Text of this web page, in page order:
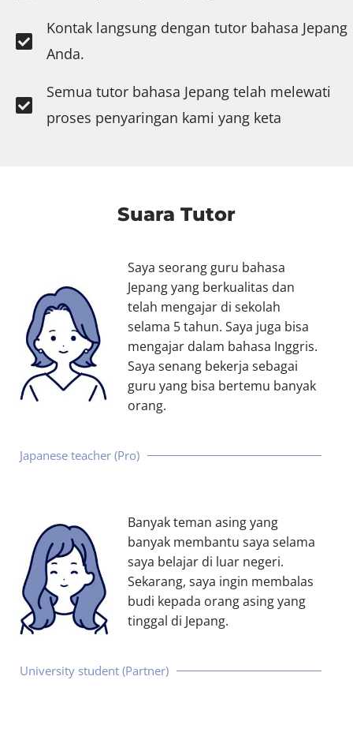
Kontak langsung dengan tutor bahasa Jepang
Anda.
Semua tutor bahasa Jepang telah melewati
proses penyaringan kami yang keta
Suara Tutor
Saya seorang guru bahasa
Jepang yang berkualitas dan
telah mengajar di sekolah
selama 5 tahun. Saya juga bisa
mengajar dalam bahasa Inggris.
Saya senang bekerja sebagai
guru yang bisa bertemu banyak
orang.
Japanese teacher (Pro)
Banyak teman asing yang
banyak membantu saya selama
saya belajar di luar negeri.
Sekarang, saya ingin membalas
budi kepada orang asing yang
tinggal di Jepang.
University student (Partner)